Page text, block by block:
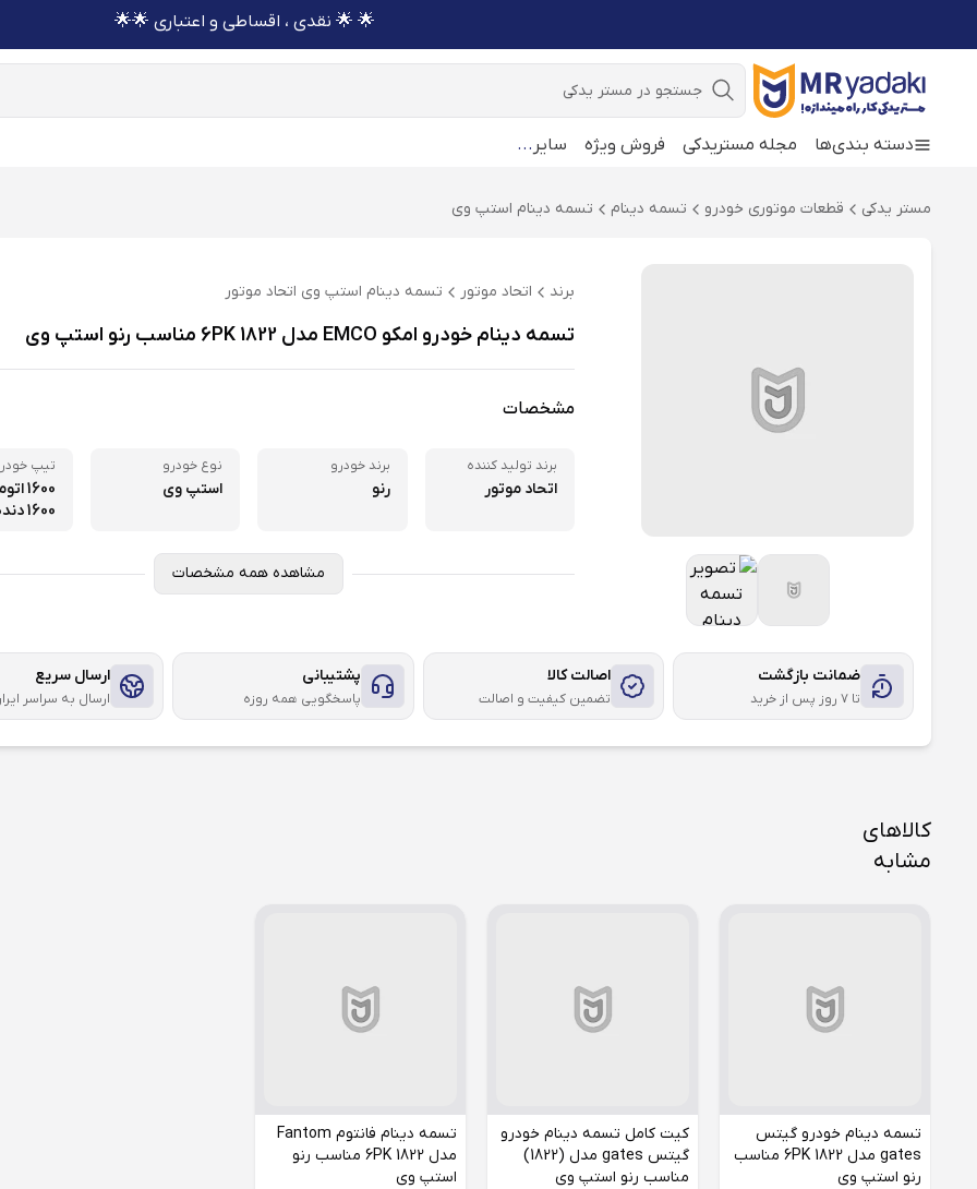
🌟 🌟 نقدی ، اقساطی و اعتباری 🌟🌟
جستجو
دسته بندی‌ها
مجله مستریدکی فروش ویژه سایر ...
مستر یدکی قطعات موتوری خودرو تسمه دینام تسمه دینام استپ وی
برند اتحاد موتور تسمه دینام استپ وی اتحاد موتور
تسمه دینام خودرو امکو EMCO مدل 6PK 1822 مناسب رنو استپ وی
مشخصات
برند تولید کننده
اتحاد موتور
برند خودرو
رنو
نوع خودرو
استپ وی
تیپ
1600 اتوماتیک،
1600 دنده ای
مشاهده همه مشخصات
ضمانت بازگشت
تا ۷ روز پس از خرید
اصالت کالا
تضمین کیفیت و اصالت
پشتیبانی
پاسخگویی همه روزه
ارسال سریع
ارسال به سراسر
کالاهای
مشابه
تسمه دینام خودرو گیتس
gates مدل 6PK 1822 مناسب
رنو استپ وی
کیت کامل تسمه دینام خودرو
گیتس gates مدل (1822)
مناسب رنو استپ وی
تسمه دینام فانتوم Fantom
مدل 6PK 1822 مناسب رنو
استپ وی